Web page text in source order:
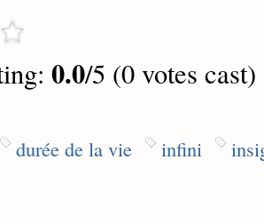
0.0/5 (0 votes cast)
durée de la vie infini